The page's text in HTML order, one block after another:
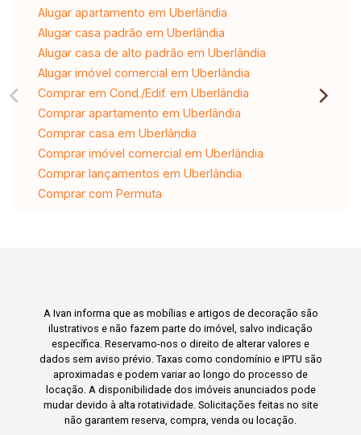
Alugar apartamento em Uberlândia
Alugar casa padrão em Uberlândia
Alugar casa de alto padrão em Uberlândia
Alugar imóvel comercial em Uberlândia
Comprar em Cond./Edif. em Uberlândia
Comprar apartamento em Uberlândia
Comprar casa em Uberlândia
Comprar imóvel comercial em Uberlândia
Comprar lançamentos em Uberlândia
Comprar com Permuta
A Ivan informa que as mobílias e artigos de decoração são
ilustrativos e não fazem parte do imóvel, salvo indicação
específica. Reservamo-nos o direito de alterar valores e
dados sem aviso prévio. Taxas como condomínio e IPTU são
aproximadas e podem variar ao longo do processo de
locação. A disponibilidade dos imóveis anunciados pode
mudar devido à alta rotatividade. Solicitações feitas no site
não garantem reserva, compra, venda ou locação.